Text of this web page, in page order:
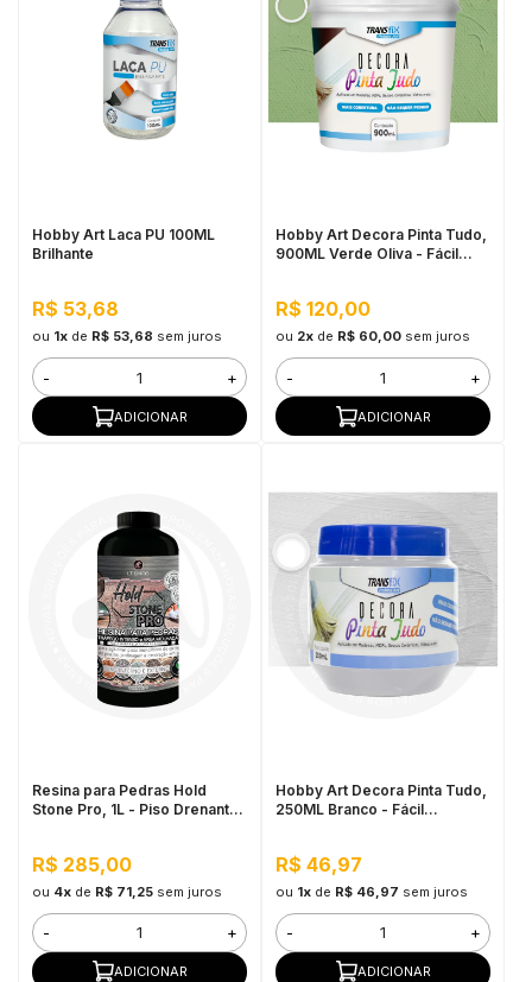
Hobby Art Laca PU 100ML
Brilhante
R$ 53,68
ou 1xde R$ 53,68 sem juros
- +
ADICIONAR
Hobby Art Decora Pinta Tudo,
900ML Verde Oliva - Fácil
R$ 120,00
ou 2xde R$ 60,00 sem juros
- +
ADICIONAR
Resina para Pedras Hold
Stone Pro, 1L - Piso Drenante
R$ 285,00
ou 4xde R$ 71,25 sem juros
- +
ADICIONAR
Hobby Art Decora Pinta Tudo,
250ML Branco - Fácil
R$ 46,97
ou 1xde R$ 46,97 sem juros
- +
ADICIONAR